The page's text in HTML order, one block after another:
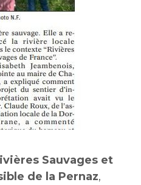
Sauvages et
de la Pernaz,